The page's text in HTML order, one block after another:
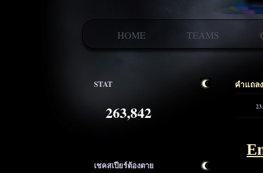
HOME TEAMS
STAT
263,842
เชคสเปียร์ต้องตาย
คำแถล